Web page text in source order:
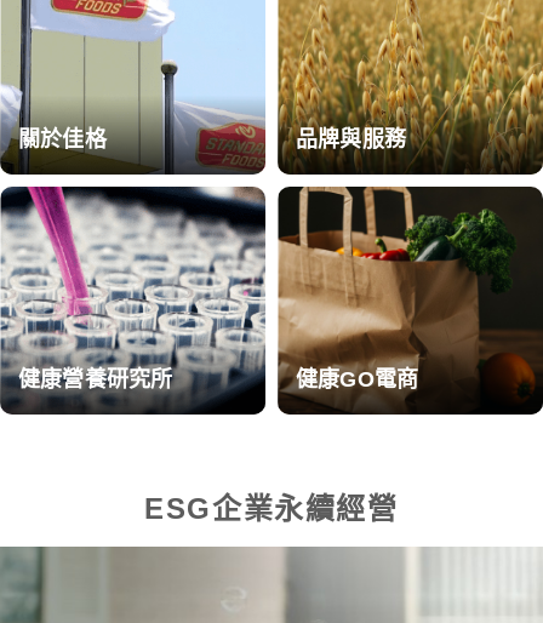
關於佳格 品牌與服務
健康營養研究所 健康GO電商
ESG企業永續經營